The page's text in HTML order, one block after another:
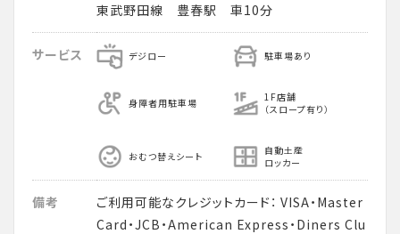
東武野田線 豊春駅 車10分
サービス デジロー 駐車場あり
身障者用駐車場
1F店舗
（スロープ有り）
おむつ替えシート
自動土産
ロッカー
備考
ご利用可能なクレジットカード： VISA・Master
Card・JCB・American Express・Diners Clu